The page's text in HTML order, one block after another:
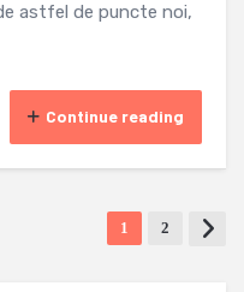
astfel de puncte noi,
Continue reading
1 2